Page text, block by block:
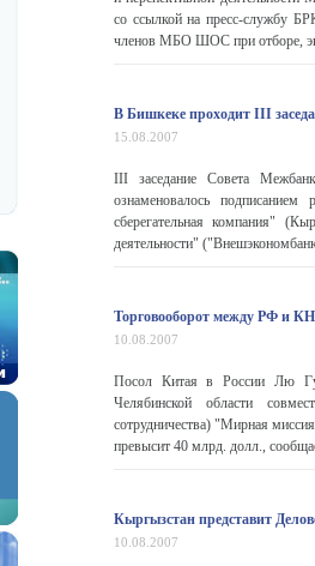
со ссылкой на пресс-службу
членов МБО ШОС при отборе,
В Бишкеке проходит III
15.08.2007
III заседание Совета
ознаменовалось
сберегательная компания"
деятельности"
Торговооборот между РФ и
10.08.2007
Посол Китая в России Лю
Челябинской области
сотрудничества) "Мирная
превысит 40 млрд. долл.,
Кыргызстан представит
10.08.2007